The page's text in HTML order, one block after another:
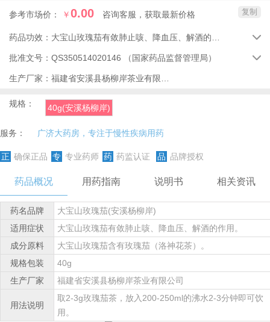
参考市场价： ￥0.00 咨询客服，获取最新价格 复制
药品功效： 
批准文号： QS350514020146 （国家药品监督管理局） 
生产厂家：
规格： 40g(安溪杨柳岸)
服务： 广济大药房，专注于慢性疾病用药
正 确保正品 专 专业药师 药 药监认证 品 品牌授权
药品概况 用药指南 说明书 相关资讯
药名品牌
大宝山玫瑰茄(安溪杨柳岸)
适用症状
大宝山玫瑰茄有敛肺止咳、降血压、解酒的作用。
成分原料
大宝山玫瑰茄含有玫瑰茄（洛神花茶）。
规格包装
40g
生产厂家
福建省安溪县杨柳岸茶业有限公司
用法说明
取2-3g玫瑰茄茶，放入200-250ml的沸水2-3分钟即可饮
用。